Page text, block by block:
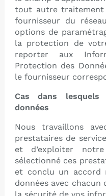
tout autre
fournisseur du
options de
la protection de
reporter aux
Protection des
le fournisseur
Cas dans
données
Nous travaillons
prestataires de
et d’exploiter
sélectionné ces
et conclu un accord
données avec chacun